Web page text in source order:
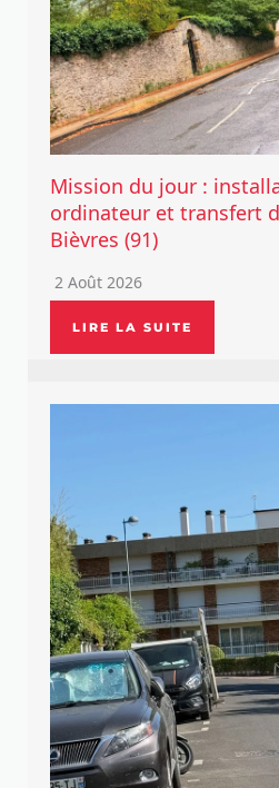
Mission du jour :
ordinateur et transfert
Bièvres (91)
2 Août 2026
LIRE LA SUITE